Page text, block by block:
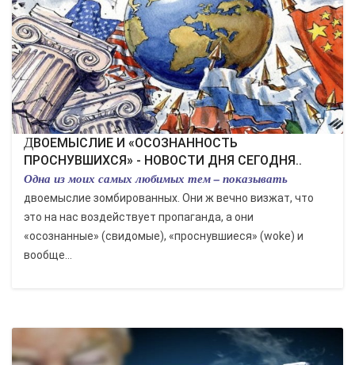
ДВОЕМЫСЛИЕ И «ОСОЗНАННОСТЬ
ПРОСНУВШИХСЯ» - НОВОСТИ ДНЯ СЕГОДНЯ..
Одна из моих самых любимых тем – показывать
двоемыслие зомбированных. Они ж вечно визжат, что
это на нас воздействует пропаганда, а они
«осознанные» (свидомые), «проснувшиеся» (woke) и
вообще...